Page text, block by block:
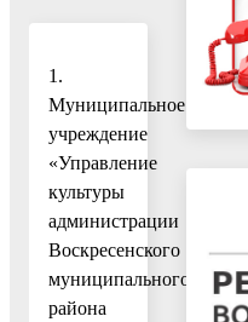
1.
Муниципальное
учреждение
«Управление
культуры
администрации
Воскресенского
муниципального
района